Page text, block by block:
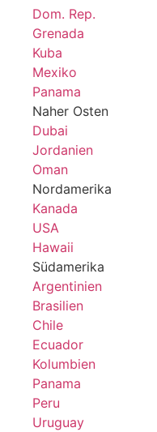
Dom. Rep.
Grenada
Kuba
Mexiko
Panama
Naher Osten
Dubai
Jordanien
Oman
Nordamerika
Kanada
USA
Hawaii
Südamerika
Argentinien
Brasilien
Chile
Ecuador
Kolumbien
Panama
Peru
Uruguay